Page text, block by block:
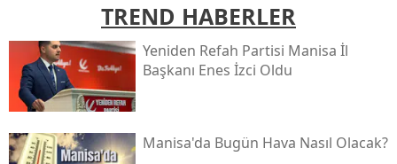
TREND HABERLER
Yeniden Refah Partisi Manisa İl
Başkanı Enes İzci Oldu
Manisa'da Bugün Hava Nasıl Olacak?